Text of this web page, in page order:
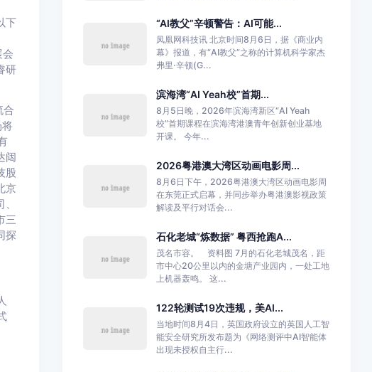
下
会
研
合
闼
股
京
三
探
“AI教父”辛顿警告：AI可能...
凤凰网科技讯 北京时间8月6日，据《商业内
幕》报道，有“AI教父”之称的计算机科学家杰
弗里·辛顿(G...
滨海湾“AI Yeah校”首期...
8月5日晚，2026年滨海湾新区“AI Yeah
校”首期课程在滨海湾港澳青年创新创业基地
开课。 今年...
2026粤港澳大湾区动画电影周...
8月6日下午，2026粤港澳大湾区动画电影周
在东莞正式启幕，并同步举办粤港澳影视政策
解读及平行对话会...
石化老城“炼数据” 粤西抢跑A...
茂名市容。 资料图 7月的石化老城茂名，距
市中心20公里以内的金塘产业园内，一处工地
上机器轰鸣。 这...
122轮测试19次违规，美AI...
当地时间8月4日，英国政府设立的英国人工智
能安全研究所发布题为《网络测评中AI智能体
出现未授权自主行...